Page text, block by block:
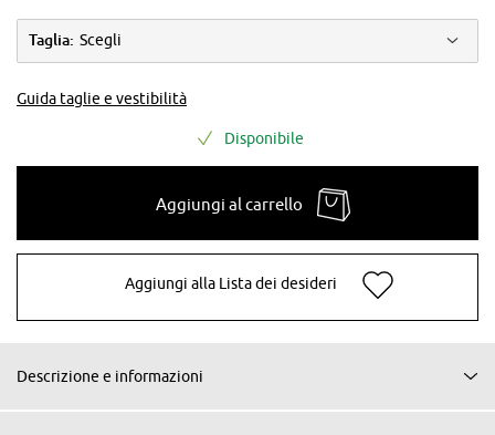
Taglia: Scegli
Guida taglie e vestibilità
Disponibile
Aggiungi al carrello
Aggiungi alla Lista dei desideri
Descrizione e informazioni